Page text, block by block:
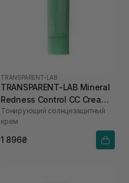
TRANSPARENT-LAB
TRANSPARENT-LAB Mineral
Redness Control CC Cream
SPF50 45 мл
Тонирующий солнцезащитный
крем
1 896₴